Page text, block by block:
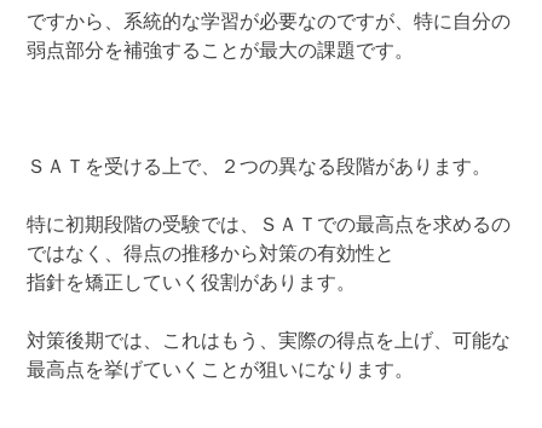
ですから、系統的な学習が必要なのですが、特に自分の
弱点部分を補強することが最大の課題です。
ＳＡＴを受ける上で、２つの異なる段階があります。
特に初期段階の受験では、ＳＡＴでの最高点を求めるの
ではなく、得点の推移から対策の有効性と
指針を矯正していく役割があります。
対策後期では、これはもう、実際の得点を上げ、可能な
最高点を挙げていくことが狙いになります。